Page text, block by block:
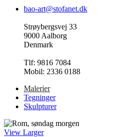
bao-art@stofanet.dk
Strøybergsvej 33
9000 Aalborg
Denmark
Tlf: 9816 7084
Mobil: 2336 0188
Malerier
Tegninger
Skulpturer
View Larger